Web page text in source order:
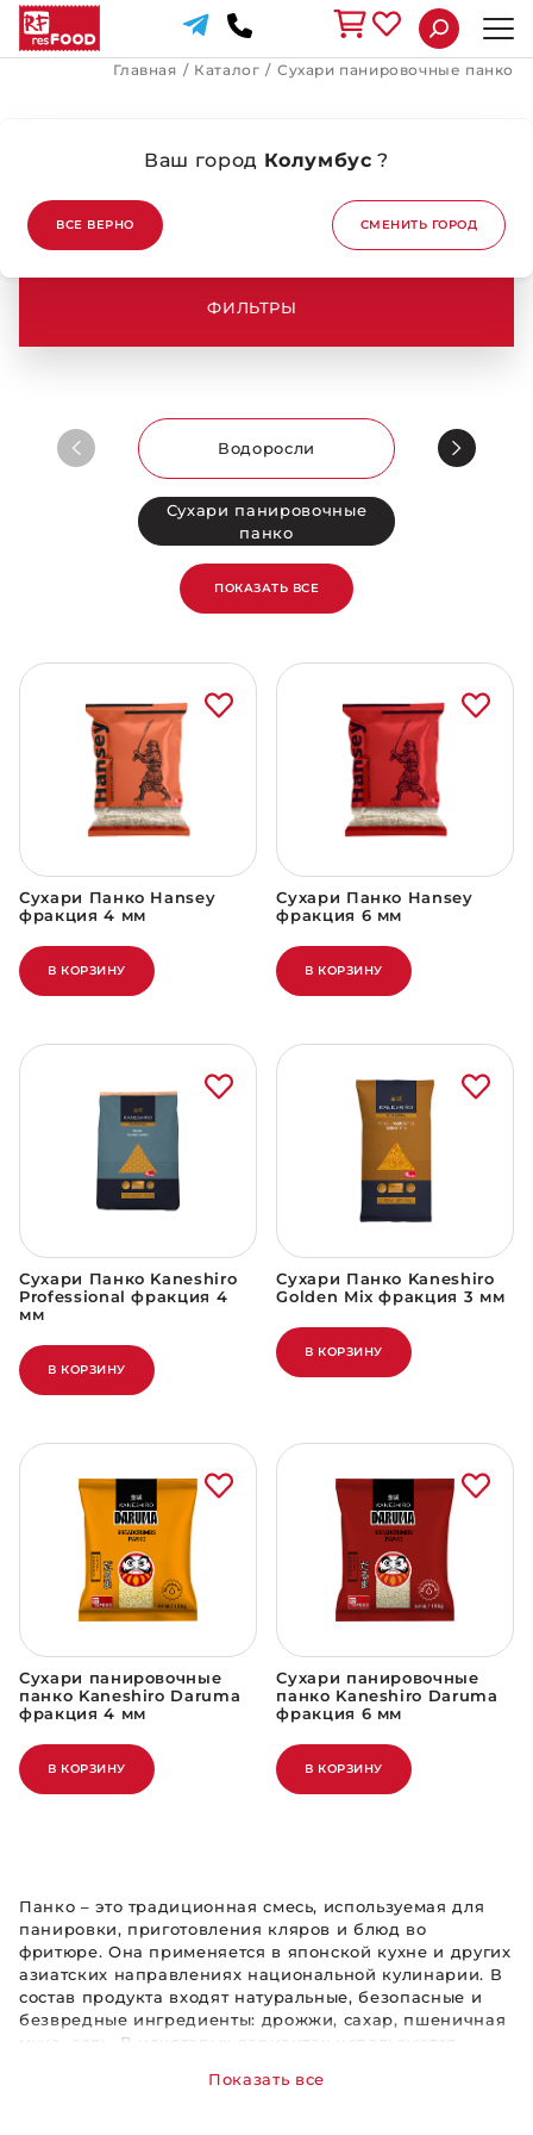
Ваш город Колумбус ?
ВСЕ ВЕРНО СМЕНИТЬ ГОРОД
Главная / Каталог / Сухари панировочные панко
СУХАРИ ПАНИРОВОЧНЫЕ ПАНКО
продукт(ов)
ФИЛЬТРЫ
Водоросли
Сухари панировочные
панко
ПОКАЗАТЬ ВСЕ
Сухари Панко Hansey
фракция 4 мм
В КОРЗИНУ
Сухари Панко Hansey
фракция 6 мм
В КОРЗИНУ
Сухари Панко Kaneshiro
Professional фракция 4
мм
В КОРЗИНУ
Сухари Панко Kaneshiro
Golden Mix фракция 3 мм
В КОРЗИНУ
Сухари панировочные
панко Kaneshiro Daruma
фракция 4 мм
В КОРЗИНУ
Сухари панировочные
панко Kaneshiro Daruma
фракция 6 мм
В КОРЗИНУ
Панко – это традиционная смесь, используемая для
панировки, приготовления кляров и блюд во
фритюре. Она применяется в японской кухне и других
азиатских направлениях национальной кулинарии. В
состав продукта входят натуральные, безопасные и
безвредные ингредиенты: дрожжи, сахар, пшеничная
мука, соль. В некоторых вариантах используются
жиров, углеводов и белков, условия хранения, а также
Показать все